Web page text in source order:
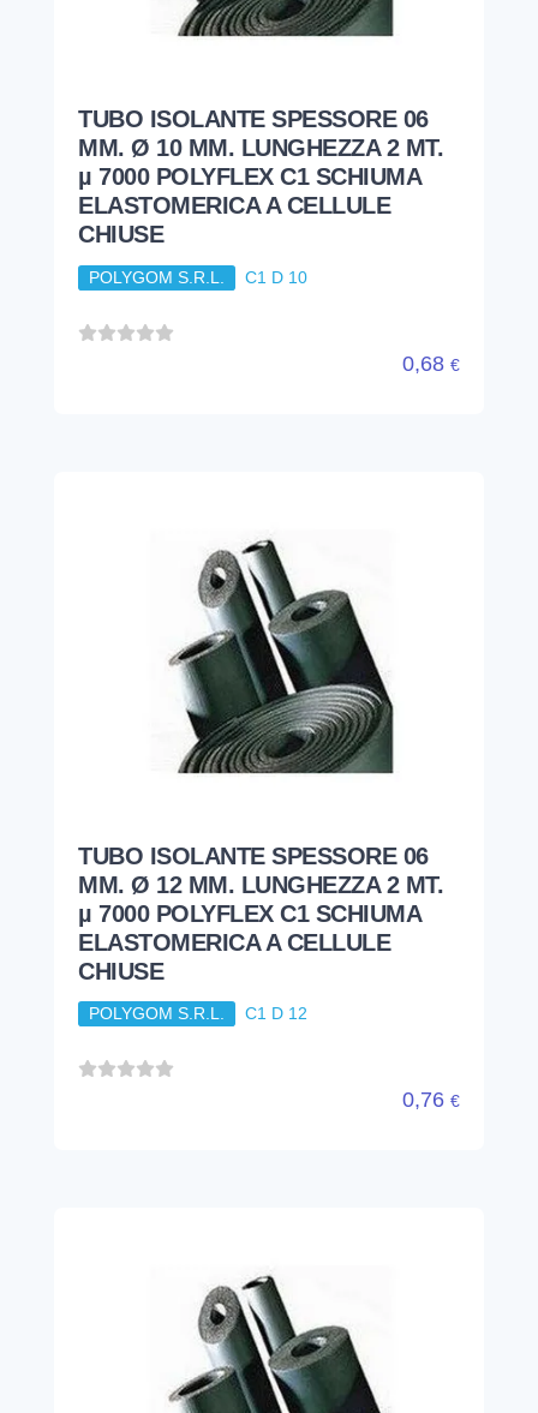
TUBO ISOLANTE SPESSORE 06
MM. Ø 10 MM. LUNGHEZZA 2 MT.
µ 7000 POLYFLEX C1 SCHIUMA
ELASTOMERICA A CELLULE
CHIUSE
POLYGOM S.R.L. C1 D 10
0,68 €
TUBO ISOLANTE SPESSORE 06
MM. Ø 12 MM. LUNGHEZZA 2 MT.
µ 7000 POLYFLEX C1 SCHIUMA
ELASTOMERICA A CELLULE
CHIUSE
POLYGOM S.R.L. C1 D 12
0,76 €